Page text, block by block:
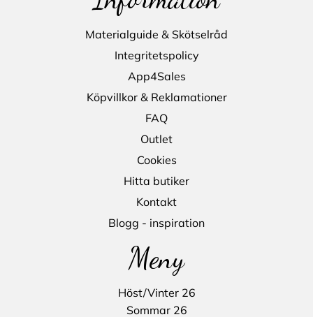
Materialguide & Skötselråd
Integritetspolicy
App4Sales
Köpvillkor & Reklamationer
FAQ
Outlet
Cookies
Hitta butiker
Kontakt
Blogg - inspiration
Meny
Höst/Vinter 26
Sommar 26